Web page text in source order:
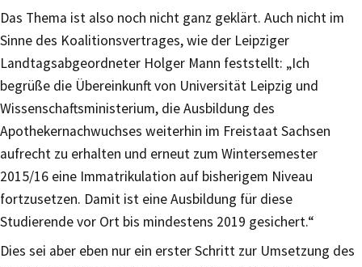
Das Thema ist also noch nicht ganz geklärt. Auch nicht im
Sinne des Koalitionsvertrages, wie der Leipziger
Landtagsabgeordneter Holger Mann feststellt: „Ich
begrüße die Übereinkunft von Universität Leipzig und
Wissenschaftsministerium, die Ausbildung des
Apothekernachwuchses weiterhin im Freistaat Sachsen
aufrecht zu erhalten und erneut zum Wintersemester
2015/16 eine Immatrikulation auf bisherigem Niveau
fortzusetzen. Damit ist eine Ausbildung für diese
Studierende vor Ort bis mindestens 2019 gesichert.“
Dies sei aber eben nur ein erster Schritt zur Umsetzung des